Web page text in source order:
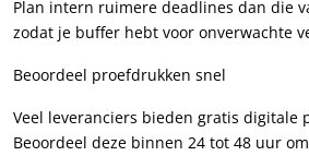
Plan intern ruimere deadlines dan die
zodat je buffer hebt voor onverwachte
Beoordeel proefdrukken snel
Veel leveranciers bieden gratis digitale
Beoordeel deze binnen 24 tot 48 uur